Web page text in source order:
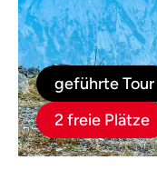
geführte Tour
2 freie Plätze